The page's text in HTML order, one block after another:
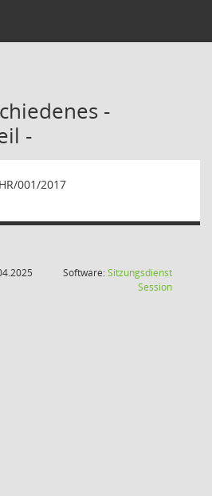
-
-
001/2017
Software:Sitzungsdienst
Session(Wird in